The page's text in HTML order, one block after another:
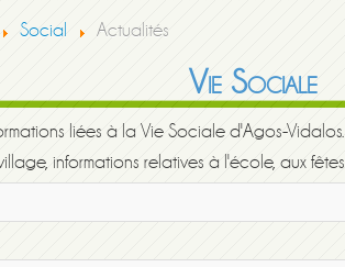
Social Actualités
Vie Sociale
liées à la Vie Sociale d'Agos-Vidalos.
informations relatives à l'école, aux